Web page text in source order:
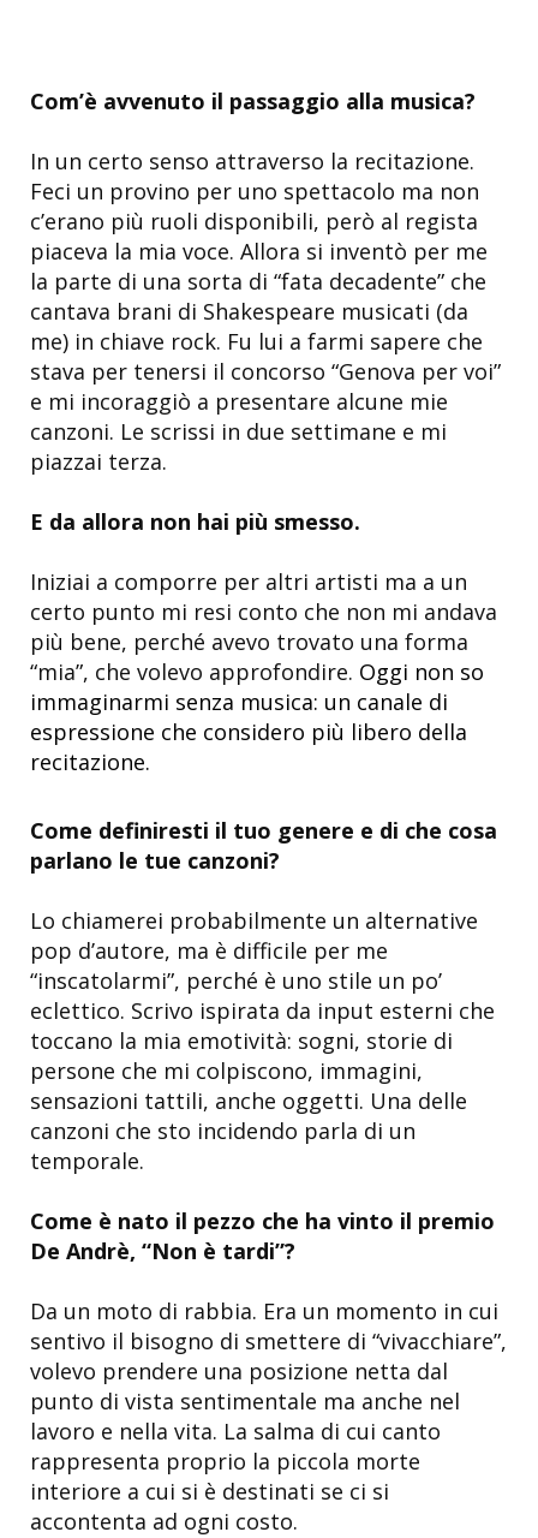
Com’è avvenuto il passaggio alla musica?
In un certo senso attraverso la recitazione.
Feci un provino per uno spettacolo ma non
c’erano più ruoli disponibili, però al regista
piaceva la mia voce. Allora si inventò per me
la parte di una sorta di “fata decadente” che
cantava brani di Shakespeare musicati (da
me) in chiave rock. Fu lui a farmi sapere che
stava per tenersi il concorso “Genova per voi”
e mi incoraggiò a presentare alcune mie
canzoni. Le scrissi in due settimane e mi
piazzai terza.
E da allora non hai più smesso.
Iniziai a comporre per altri artisti ma a un
certo punto mi resi conto che non mi andava
più bene, perché avevo trovato una forma
“mia”, che volevo approfondire. Oggi non so
immaginarmi senza musica: un canale di
espressione che considero più libero della
recitazione.
Come definiresti il tuo genere e di che cosa
parlano le tue canzoni?
Lo chiamerei probabilmente un alternative
pop d’autore, ma è difficile per me
“inscatolarmi”, perché è uno stile un po’
eclettico. Scrivo ispirata da input esterni che
toccano la mia emotività: sogni, storie di
persone che mi colpiscono, immagini,
sensazioni tattili, anche oggetti. Una delle
canzoni che sto incidendo parla di un
temporale.
Come è nato il pezzo che ha vinto il premio
De Andrè, “Non è tardi”?
Da un moto di rabbia. Era un momento in cui
sentivo il bisogno di smettere di “vivacchiare”,
volevo prendere una posizione netta dal
punto di vista sentimentale ma anche nel
lavoro e nella vita. La salma di cui canto
rappresenta proprio la piccola morte
interiore a cui si è destinati se ci si
accontenta ad ogni costo.